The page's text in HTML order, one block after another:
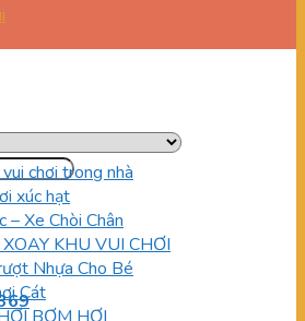
chơi trong nhà
xúc hạt
– Xe Chòi Chân
KHU VUI CHƠI
Nhựa Cho Bé
Cát